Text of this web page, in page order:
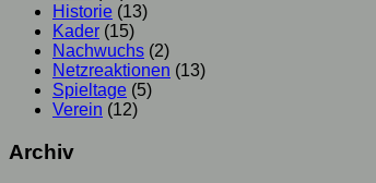
Historie (13)
Kader (15)
Nachwuchs (2)
Netzreaktionen (13)
Spieltage (5)
Verein (12)
Archiv